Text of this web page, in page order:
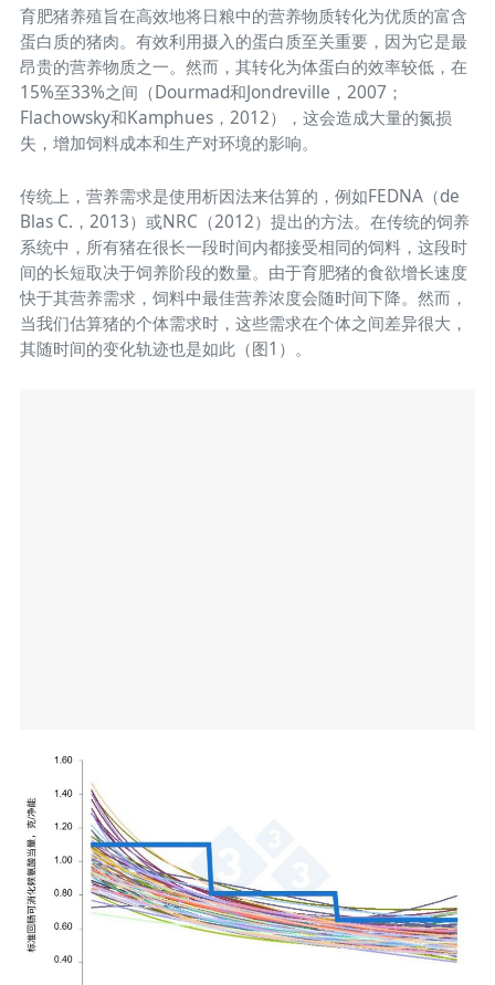
育肥猪养殖旨在高效地将日粮中的营养物质转化为优质的富含
蛋白质的猪肉。有效利用摄入的蛋白质至关重要，因为它是最
昂贵的营养物质之一。然而，其转化为体蛋白的效率较低，在
15%至33%之间（Dourmad和Jondreville，2007；
Flachowsky和Kamphues，2012），这会造成大量的氮损
失，增加饲料成本和生产对环境的影响。
传统上，营养需求是使用析因法来估算的，例如FEDNA（de
Blas C.，2013）或NRC（2012）提出的方法。在传统的饲养
系统中，所有猪在很长一段时间内都接受相同的饲料，这段时
间的长短取决于饲养阶段的数量。由于育肥猪的食欲增长速度
快于其营养需求，饲料中最佳营养浓度会随时间下降。然而，
当我们估算猪的个体需求时，这些需求在个体之间差异很大，
其随时间的变化轨迹也是如此（图1）。